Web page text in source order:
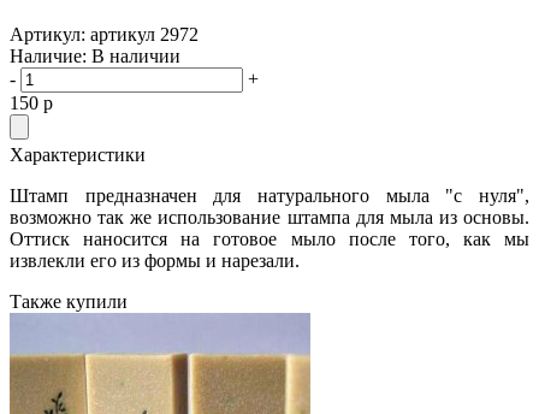
Артикул: артикул 2972
Наличие: В наличии
-
+
150 p
Характеристики
Штамп предназначен для натурального мыла "с нуля",
возможно так же использование штампа для мыла из основы.
Оттиск наносится на готовое мыло после того, как мы
извлекли его из формы и нарезали.
Также купили